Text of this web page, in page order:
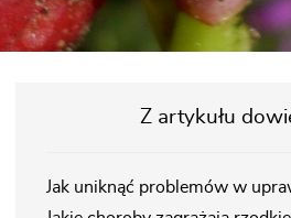
Z artykułu
Jak uniknąć problemów w